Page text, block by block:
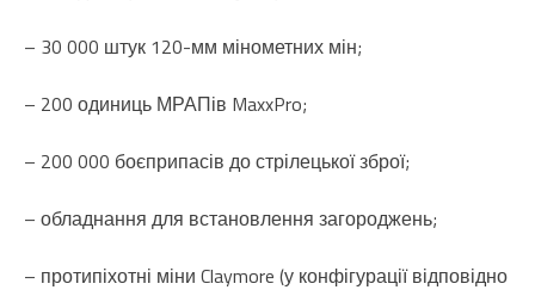
– 30 000 штук 120-мм мінометних мін;
– 200 одиниць МРАПів MaxxPro;
– 200 000 боєприпасів до стрілецької зброї;
– обладнання для встановлення загороджень;
– протипіхотні міни Claymore (у конфігурації відповідно